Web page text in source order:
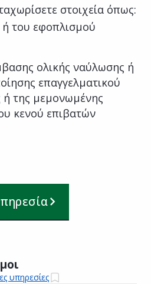
στοιχεία όπως:
ή του εφοπλισμού
ολικής ναύλωσης ή
επαγγελματικού
της μεμονωμένης
κενού επιβατών
υπηρεσίες